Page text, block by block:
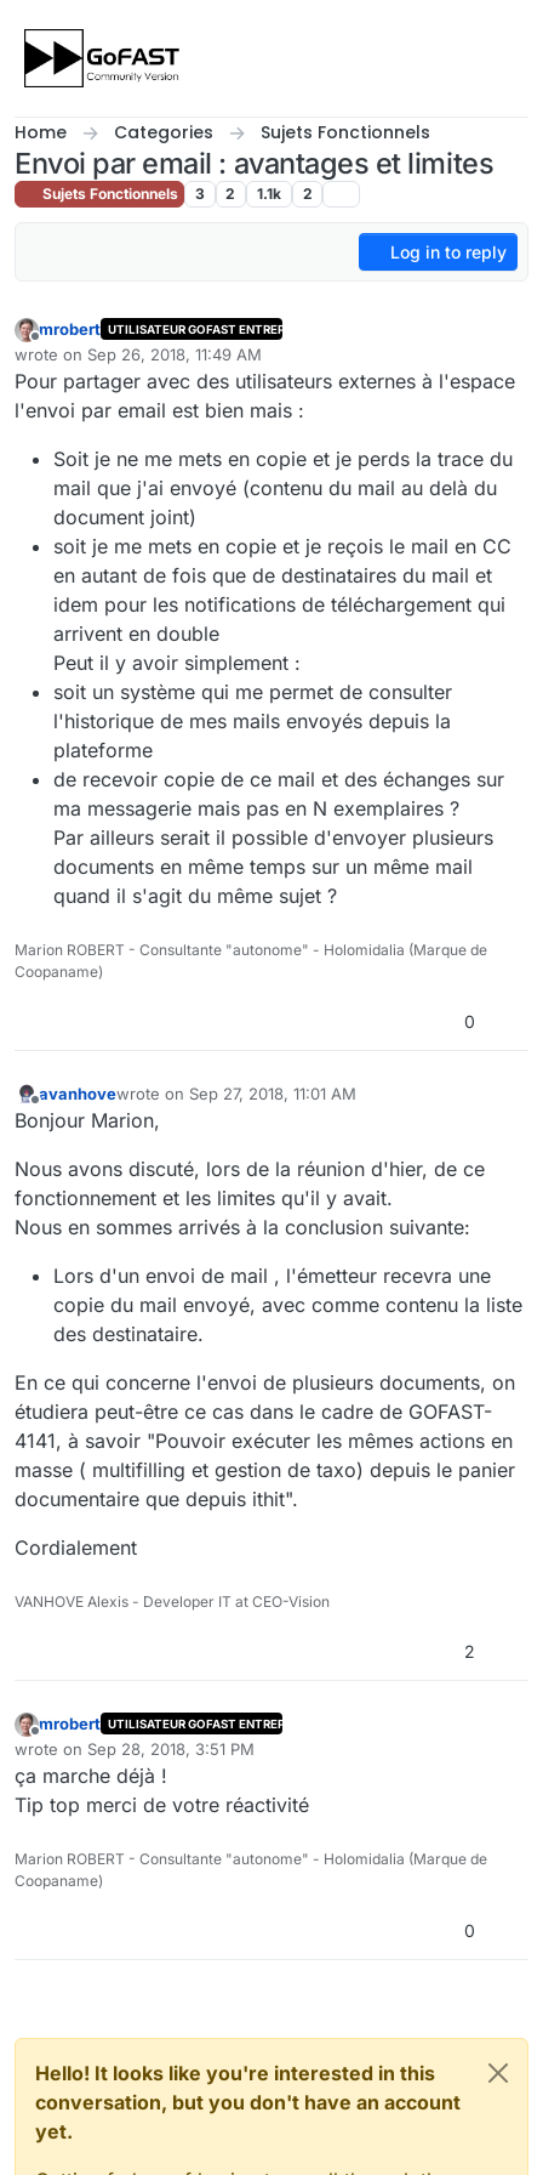
Home Categories Sujets Fonctionnels
Envoi par email : avantages et limites
Sujets Fonctionnels 3 2 1.1k 2
Log in to reply
Offline
mrobert UTILISATEUR GOFAST ENTREPRISE
wrote on Sep 26, 2018, 11:49 AM
last edited by
Pour partager avec des utilisateurs externes à l'espace
l'envoi par email est bien mais :
Soit je ne me mets en copie et je perds la trace du
mail que j'ai envoyé (contenu du mail au delà du
document joint)
soit je me mets en copie et je reçois le mail en CC
en autant de fois que de destinataires du mail et
idem pour les notifications de téléchargement qui
arrivent en double
Peut il y avoir simplement :
soit un système qui me permet de consulter
l'historique de mes mails envoyés depuis la
plateforme
de recevoir copie de ce mail et des échanges sur
ma messagerie mais pas en N exemplaires ?
Par ailleurs serait il possible d'envoyer plusieurs
documents en même temps sur un même mail
quand il s'agit du même sujet ?
Marion ROBERT - Consultante "autonome" - Holomidalia (Marque de
Coopaname)
0
Offline
avanhovewrote on Sep 27, 2018, 11:01 AM
last edited by avanhove Sep 27, 2018, 1:18 PM
Bonjour Marion,
Nous avons discuté, lors de la réunion d'hier, de ce
fonctionnement et les limites qu'il y avait.
Nous en sommes arrivés à la conclusion suivante:
Lors d'un envoi de mail , l'émetteur recevra une
copie du mail envoyé, avec comme contenu la liste
des destinataire.
En ce qui concerne l'envoi de plusieurs documents, on
étudiera peut-être ce cas dans le cadre de GOFAST-
4141, à savoir "Pouvoir exécuter les mêmes actions en
masse ( multifilling et gestion de taxo) depuis le panier
documentaire que depuis ithit".
Cordialement
VANHOVE Alexis - Developer IT at CEO-Vision
2
Offline
mrobert UTILISATEUR GOFAST ENTREPRISE
wrote on Sep 28, 2018, 3:51 PM
last edited by
ça marche déjà !
Tip top merci de votre réactivité
Marion ROBERT - Consultante "autonome" - Holomidalia (Marque de
Coopaname)
0
Hello! It looks like you're interested in this
conversation, but you don't have an account
yet.